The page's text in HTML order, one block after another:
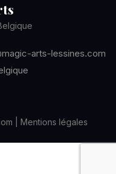
arts-lessines.com
| Mentions légales